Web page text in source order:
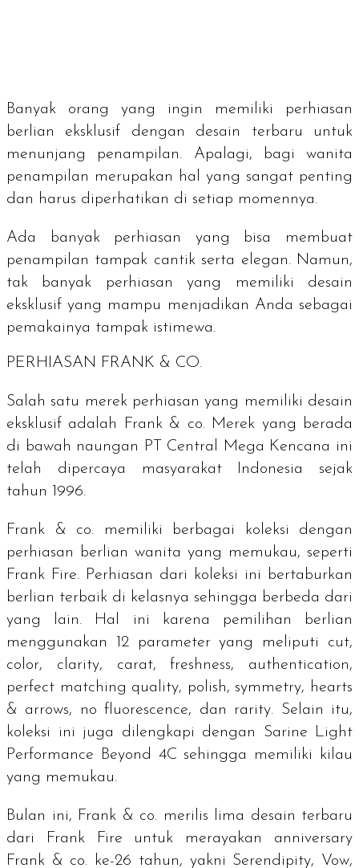
Banyak orang yang ingin memiliki perhiasan
berlian eksklusif dengan desain terbaru untuk
menunjang penampilan. Apalagi, bagi wanita
penampilan merupakan hal yang sangat penting
dan harus diperhatikan di setiap momennya.
Ada banyak perhiasan yang bisa membuat
penampilan tampak cantik serta elegan. Namun,
tak banyak perhiasan yang memiliki desain
eksklusif yang mampu menjadikan Anda sebagai
pemakainya tampak istimewa.
PERHIASAN FRANK & CO.
Salah satu merek perhiasan yang memiliki desain
eksklusif adalah Frank & co. Merek yang berada
di bawah naungan PT Central Mega Kencana ini
telah dipercaya masyarakat Indonesia sejak
tahun 1996.
Frank & co. memiliki berbagai koleksi dengan
perhiasan berlian wanita yang memukau, seperti
Frank Fire. Perhiasan dari koleksi ini bertaburkan
berlian terbaik di kelasnya sehingga berbeda dari
yang lain. Hal ini karena pemilihan berlian
menggunakan 12 parameter yang meliputi cut,
color, clarity, carat, freshness, authentication,
perfect matching quality, polish, symmetry, hearts
& arrows, no fluorescence, dan rarity. Selain itu,
koleksi ini juga dilengkapi dengan Sarine Light
Performance Beyond 4C sehingga memiliki kilau
yang memukau.
Bulan ini, Frank & co. merilis lima desain terbaru
dari Frank Fire untuk merayakan anniversary
Frank & co. ke-26 tahun, yakni Serendipity, Vow,